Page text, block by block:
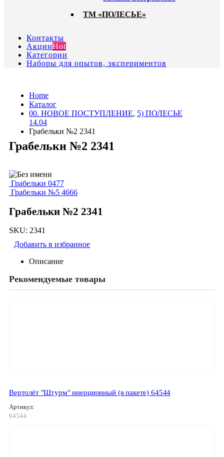
ТМ «ПОЛЕСЬЕ»
Контакты
АкцииHot
Категории
Наборы для опытов, экспериментов
Home
Каталог
00. HОВОЕ ПОСТУПЛЕНИЕ, 5) ПОЛЕСЬЕ
14.04
Грабельки №2 2341
Грабельки №2 2341
Грабельки 0477
Грабельки №5 4666
Грабельки №2 2341
SKU: 2341
Добавить в избранное
Описание
Рекомендуемые товары
Вертолёт "Штурм" инерционный (в пакете) 64544
Артикул:
64544